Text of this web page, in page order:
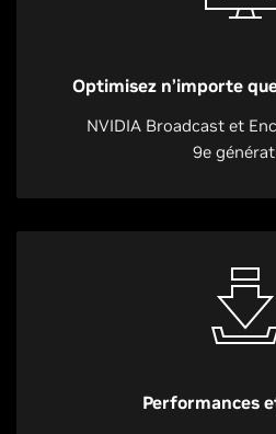
Optimisez n’importe
NVIDIA Broadcast et
9e
Performances